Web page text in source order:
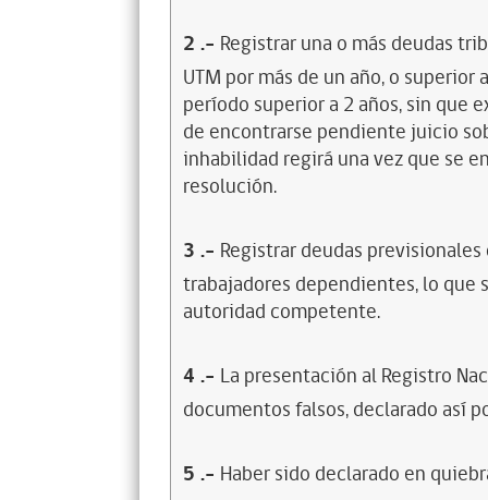
2 .- Registrar una o más deudas
UTM por más de un año, o
período superior a 2 años, sin que
de encontrarse pendiente juicio
inhabilidad regirá una vez que se
resolución.
3 .- Registrar deudas
trabajadores dependientes, lo
autoridad competente.
4 .- La presentación al Registro
documentos falsos, declarado así
5 .- Haber sido declarado en